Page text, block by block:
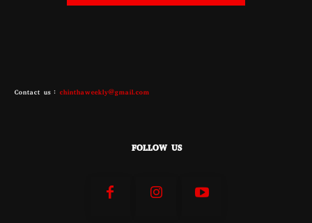
Contact us : chinthaweekly@gmail.com
FOLLOW US